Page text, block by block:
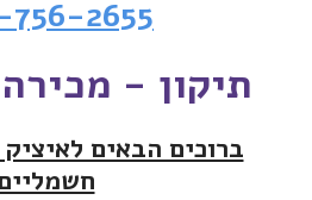
2655
תיקון -
ברוכים הבאים